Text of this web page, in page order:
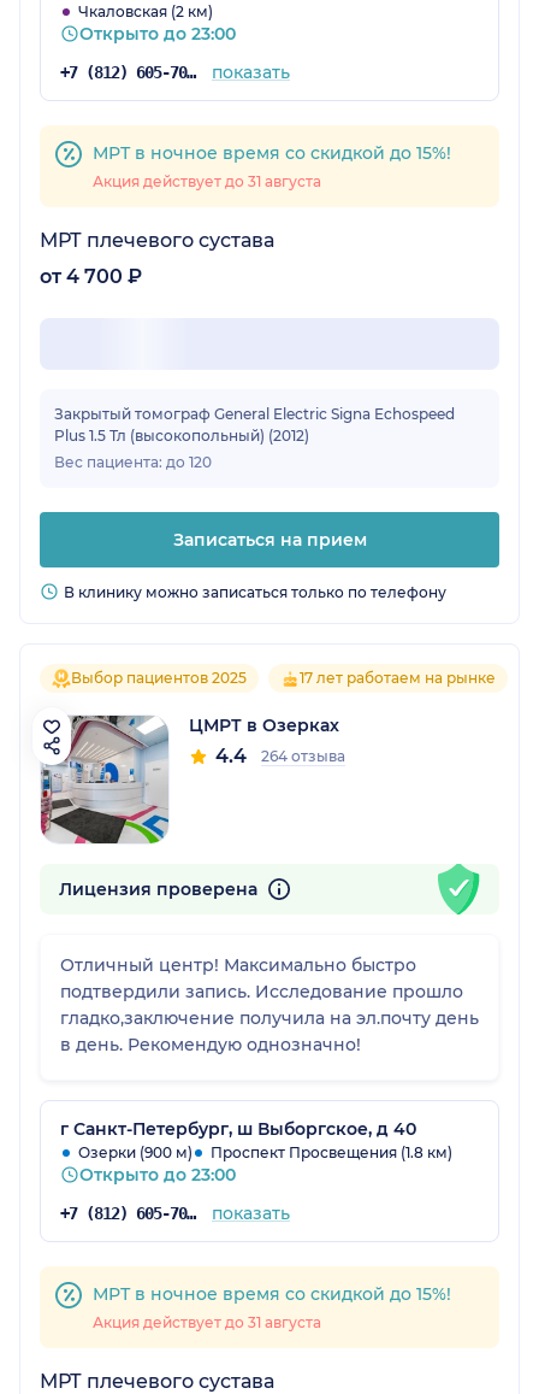
Чкаловская (2 км)
Открыто до 23:00
+7 (812) 605-70-67 показать
МРТ в ночное время со скидкой до 15%!
Акция действует до 31 августа
МРТ плечевого сустава
от 4 700 ₽
Закрытый томограф General Electric Signa Echospeed
Plus 1.5 Тл (высокопольный) (2012)
Вес пациента: до 120
Записаться на прием
В клинику можно записаться только по телефону
Выбор пациентов 2025 17 лет работаем на рынке
ЦМРТ в Озерках
4.4 264 отзыва
Лицензия проверена
Отличный центр! Максимально быстро
подтвердили запись. Исследование прошло
гладко,заключение получила на эл.почту день
в день. Рекомендую однозначно!
г Санкт-Петербург, ш Выборгское, д 40
Озерки (900 м) Проспект Просвещения (1.8 км)
Открыто до 23:00
+7 (812) 605-70-67 показать
МРТ в ночное время со скидкой до 15%!
Акция действует до 31 августа
МРТ плечевого сустава